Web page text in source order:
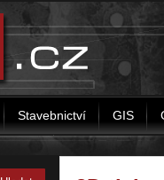
Stavebnictví GIS